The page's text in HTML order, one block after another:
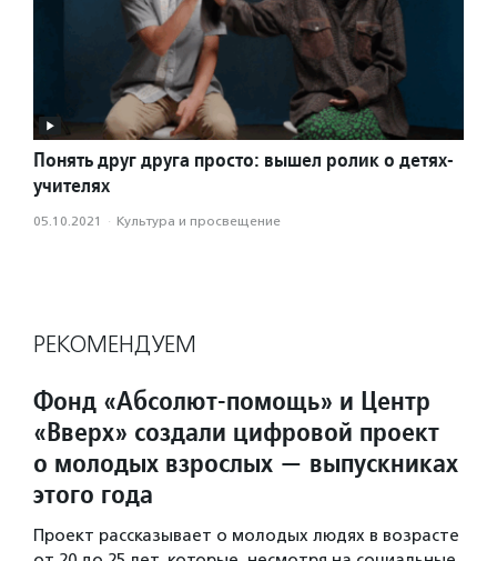
Понять друг друга просто: вышел ролик о детях-
учителях
05.10.2021 · Культура и просвещение
РЕКОМЕНДУЕМ
Фонд «Абсолют-помощь» и Центр
«Вверх» создали цифровой проект
о молодых взрослых — выпускниках
этого года
Проект рассказывает о молодых людях в возрасте